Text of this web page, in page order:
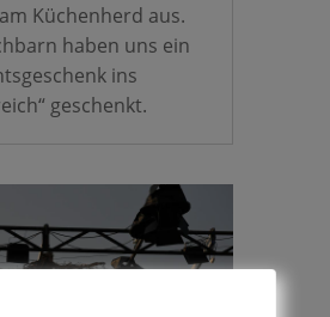
Küchenherd aus.
haben uns ein
ins
geschenkt.